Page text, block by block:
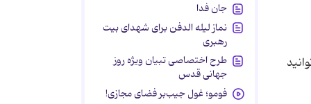
جان فدا
نماز لیله الدفن برای شهدای بیت
رهبری
طرح اختصاصی تبیان ویژه روز
جهانی قدس
فومو؛ غول جیب‌بر فضای مجازی!